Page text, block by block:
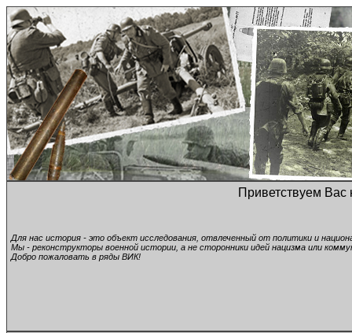
Приветствуем Вас
Для нас история - это объект исследования, отвлеченный от политики и
Мы - реконструкторы военной истории, а не сторонники идей нацизма или
Добро пожаловать в ряды ВИК!